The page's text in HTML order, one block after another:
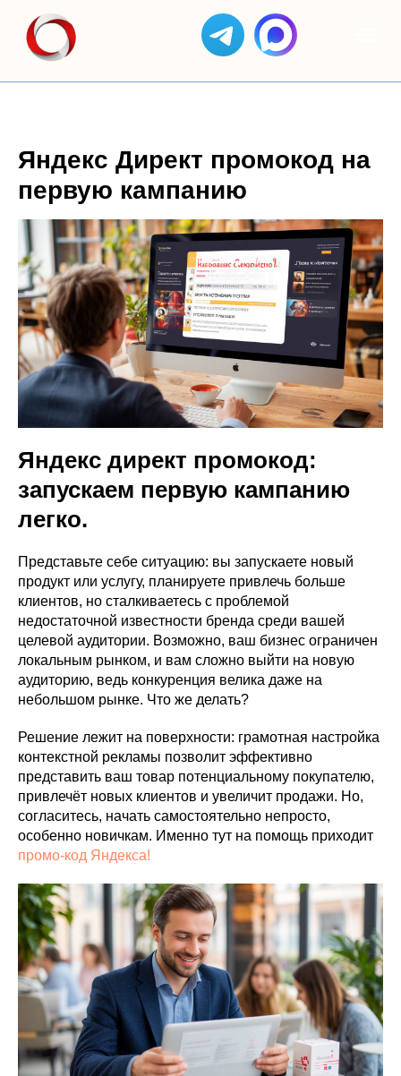
КЕЙСЫ ОТЗЫВЫ
ЯНДЕКС
ДИРЕКТ
GOOGLE
ADS
СОЗДАНИЕ
САЙТОВ
SEO
VK ADS
АВИТО
ЯНДЕКС
БИЗНЕС
Яндекс Директ промокод на
первую кампанию
Яндекс директ промокод:
запускаем первую кампанию
легко.
Представьте себе ситуацию: вы запускаете новый
продукт или услугу, планируете привлечь больше
клиентов, но сталкиваетесь с проблемой
недостаточной известности бренда среди вашей
целевой аудитории. Возможно, ваш бизнес ограничен
локальным рынком, и вам сложно выйти на новую
аудиторию, ведь конкуренция велика даже на
небольшом рынке. Что же делать?
Решение лежит на поверхности: грамотная настройка
контекстной рекламы позволит эффективно
представить ваш товар потенциальному покупателю,
привлечёт новых клиентов и увеличит продажи. Но,
согласитесь, начать самостоятельно непросто,
особенно новичкам. Именно тут на помощь приходит
промо-код Яндекса!